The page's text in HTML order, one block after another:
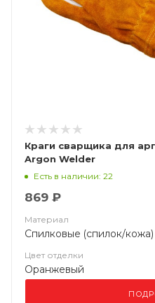
Краги сварщика для
Argon Welder
Есть в наличии: 22
869 ₽
Материал
Спилковые (спилок/кожа)
Цвет отделки
Оранжевый